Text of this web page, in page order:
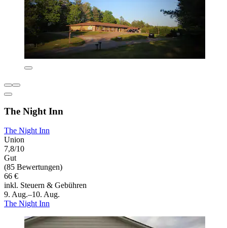
The Night Inn
The Night Inn
Union
7,8/10
Gut
(85 Bewertungen)
66 €
inkl. Steuern & Gebühren
9. Aug.–10. Aug.
The Night Inn